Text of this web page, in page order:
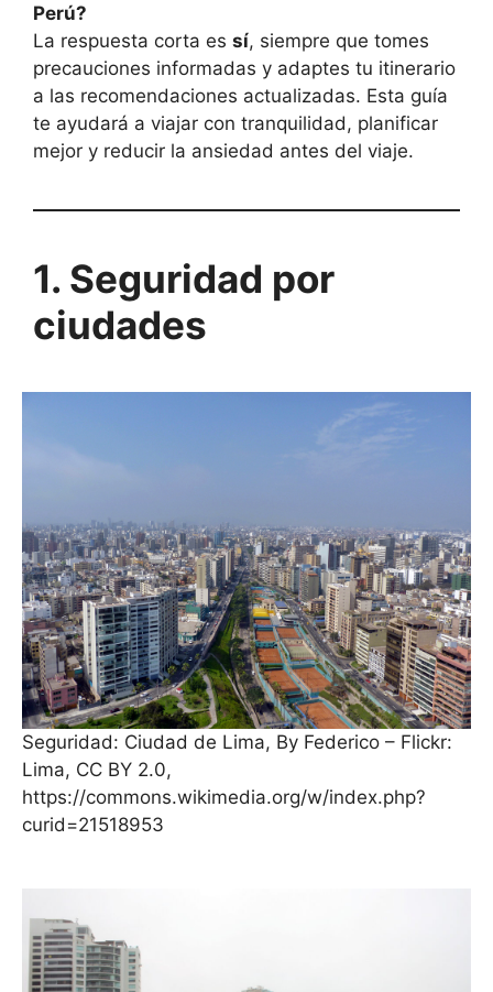
Perú?
La respuesta corta es sí, siempre que tomes
precauciones informadas y adaptes tu itinerario
a las recomendaciones actualizadas. Esta guía
te ayudará a viajar con tranquilidad, planificar
mejor y reducir la ansiedad antes del viaje.
1. Seguridad por
ciudades
Seguridad: Ciudad de Lima, By Federico – Flickr:
Lima, CC BY 2.0,
https://commons.wikimedia.org/w/index.php?
curid=21518953